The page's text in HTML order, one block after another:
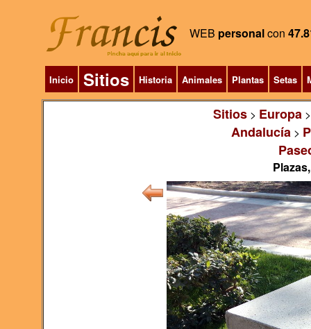
WEB personalcon
Inicio Sitios Historia Animales Plantas Setas
Sitios> Europa
Andalucía >